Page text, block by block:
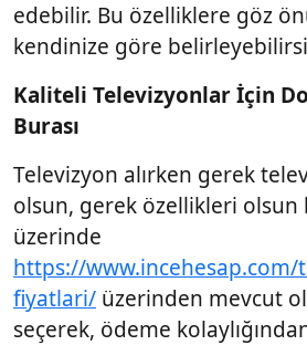
edebilir. Bu özelliklere göz
kendinize göre
Kaliteli Televizyonlar İçin
Burası
Televizyon alırken gerek
olsun, gerek özellikleri olsun
üzerinde
https://www.incehesap.com/
fiyatlari/ üzerinden mevcut
seçerek, ödeme